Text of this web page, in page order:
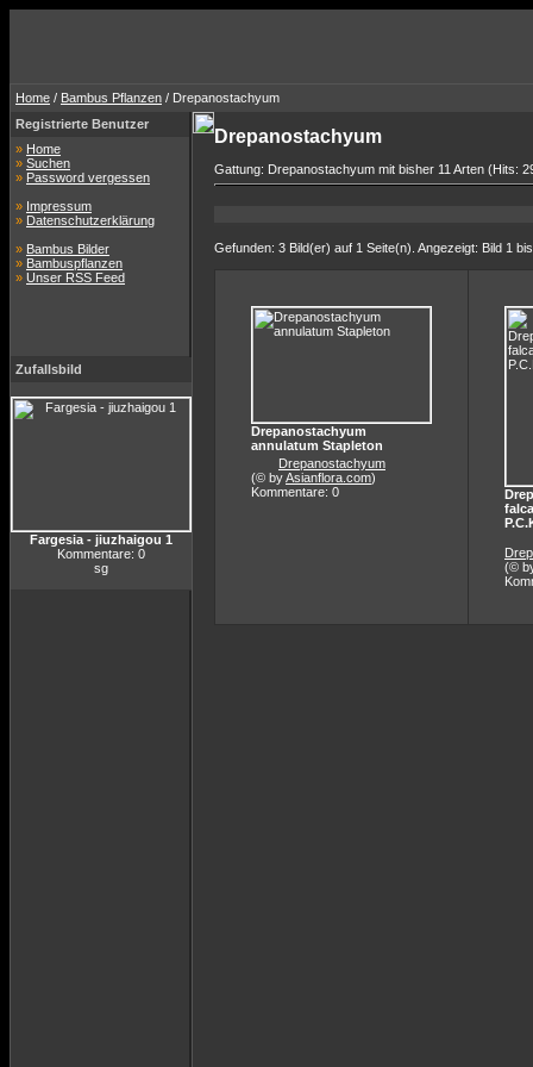
Home / Bambus Pflanzen / Drepanostachyum
Registrierte Benutzer
» Home
» Suchen
» Password vergessen
» Impressum
» Datenschutzerklärung
» Bambus Bilder
» Bambuspflanzen
» Unser RSS Feed
Zufallsbild
Fargesia - jiuzhaigou 1
Kommentare: 0
sg
Drepanostachyum
Gattung: Drepanostachyum mit bisher 11 Arten (Hits:
Gefunden: 3 Bild(er) auf 1 Seite(n). Angezeigt: Bild 1
Drepanostachyum
annulatum Stapleton
Drepanostachyum
(© byAsianflora.com)
Kommentare: 0
(©